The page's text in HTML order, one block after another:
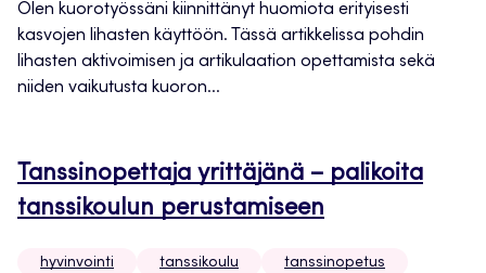
Olen kuorotyössäni kiinnittänyt huomiota erityisesti
kasvojen lihasten käyttöön. Tässä artikkelissa pohdin
lihasten aktivoimisen ja artikulaation opettamista sekä
niiden vaikutusta kuoron...
Tanssinopettaja yrittäjänä – palikoita
tanssikoulun perustamiseen
hyvinvointi tanssikoulu
tanssinopetus